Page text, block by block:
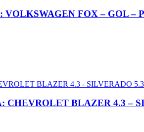
VOLKSWAGEN FOX – GOL –
CHEVROLET BLAZER 4.3 –